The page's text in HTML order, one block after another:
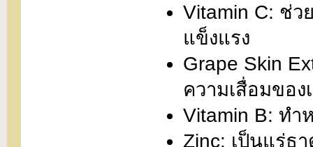
Vitamin C: ช่
แข็งแรง
Grape Skin
ความเสื่อมของ
Vitamin B: ทำ
Zinc: เป็นแร่ธ